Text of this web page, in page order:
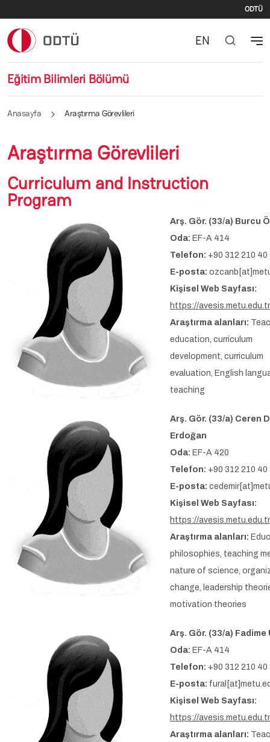
ODTÜ
Eğitim Bilimleri Bölümü
EN
Anasayfa Araştırma Görevlileri
Araştırma Görevlileri
Curriculum and Instruction
Program
Arş. Gör. (33/a) Burcu
Oda: EF-A 414
Telefon: +90 312 210 40
E-posta:
Kişisel Web Sayfası:
https://
Araştırma alanları:
education, curriculum
development, curriculum
evaluation, English
teaching
Arş. Gör. (33/a) Ceren
Erdoğan
Oda: EF-A 420
Telefon: +90 312 210 40
E-posta:
Kişisel Web Sayfası:
https://
Araştırma alanları:
philosophies, teaching
nature of science,
change, leadership
motivation theories
Arş. Gör. (33/a) Fadime
Oda: EF-A 414
Telefon: +90 312 210 40
E-posta:
Kişisel Web Sayfası:
https://
Araştırma alanları: